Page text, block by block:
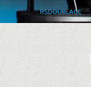
RSDOUBLAGE